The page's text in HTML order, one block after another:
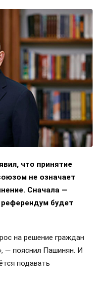
что принятие
не означает
Сначала —
референдум будет
на решение граждан
— пояснил Пашинян. И
подавать